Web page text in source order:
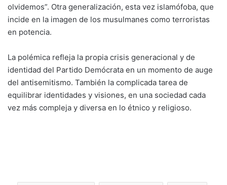
olvidemos”. Otra generalización, esta vez islamófoba, que
incide en la imagen de los musulmanes como terroristas
en potencia.
La polémica refleja la propia crisis generacional y de
identidad del Partido Demócrata en un momento de auge
del antisemitismo. También la complicada tarea de
equilibrar identidades y visiones, en una sociedad cada
vez más compleja y diversa en lo étnico y religioso.